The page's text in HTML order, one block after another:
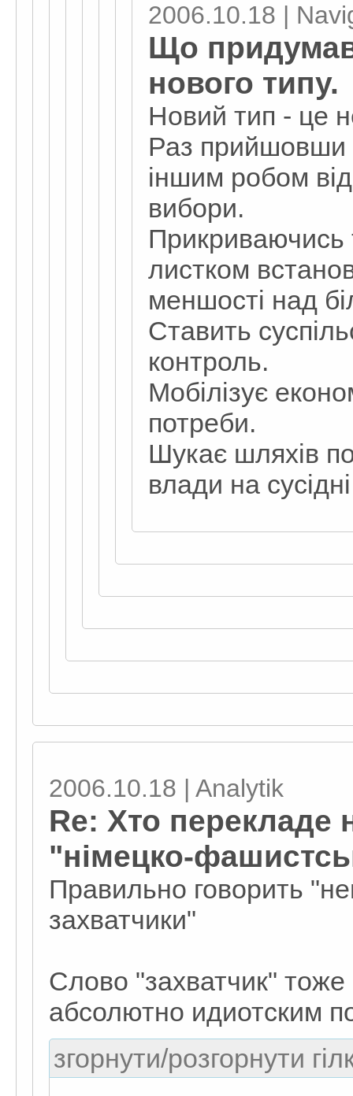
2006.10.18 |
Що придумав
нового типу.
Новий тип - це
Раз прийшовши
іншим робом
вибори.
Прикриваючись
листком
меншості над
Ставить
контроль.
Мобілізує
потреби.
Шукає шляхів
влади на
2006.10.18 | Analytik
Re: Хто перекладе
"німецко-
Правильно говорить
захватчики"
Слово "захватчик"
абсолютно идиотским
згорнути/розгорнути